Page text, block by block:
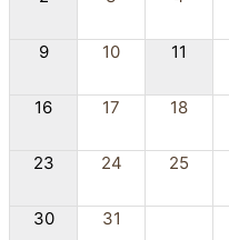
9 10 11
16 17 18
23 24 25
30 31